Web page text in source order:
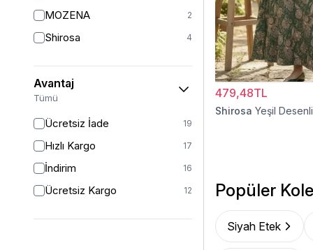
MOZENA 2
Shirosa 4
Avantaj
Tümü
Ücretsiz İade 19
Hızlı Kargo 17
İndirim 16
Ücretsiz Kargo 12
479,48TL
Shirosa Yeşil
Popüler
Siyah Etek